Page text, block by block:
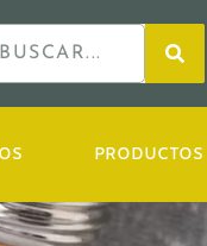
PRODUCTOS